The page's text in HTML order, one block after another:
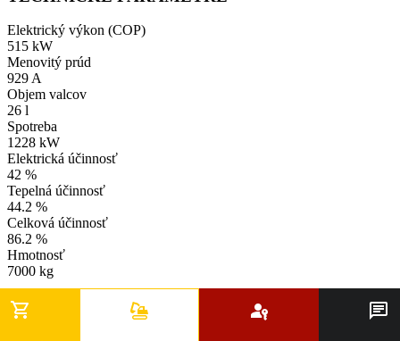
Elektrický výkon (COP)
515 kW
Menovitý prúd
929 A
Objem valcov
26 l
Spotreba
1228 kW
Elektrická účinnosť
42 %
Tepelná účinnosť
44.2 %
Celková účinnosť
86.2 %
Hmotnosť
7000 kg